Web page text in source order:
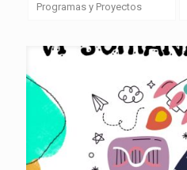
Programas y Proyectos